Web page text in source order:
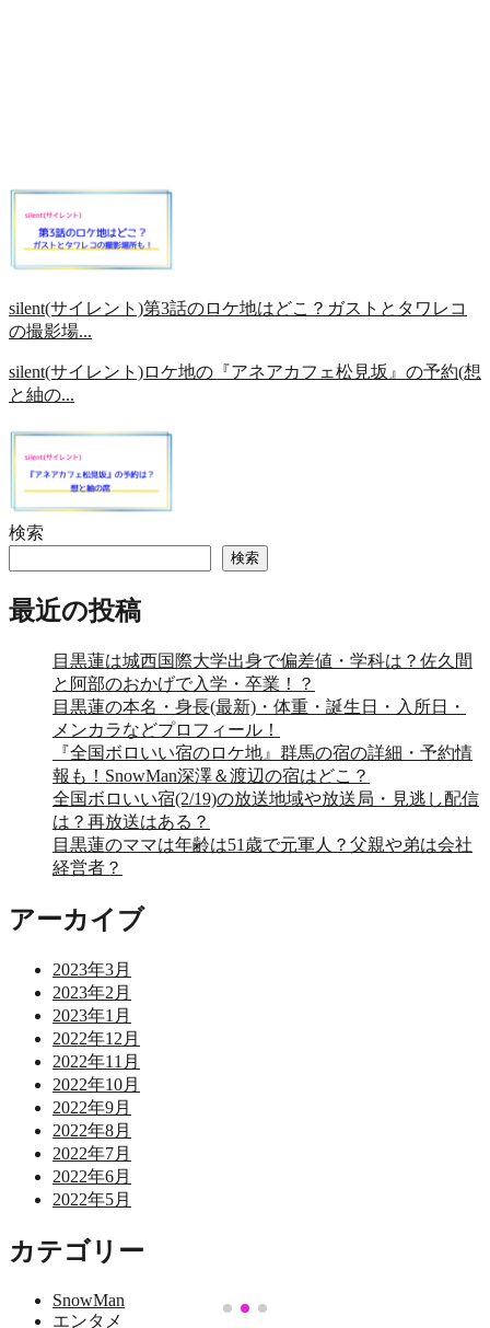
silent(サイレント)第3話のロケ地はどこ？ガストとタワレコ
の撮影場...
silent(サイレント)ロケ地の『アネアカフェ松見坂』の予約(想
と紬の...
検索
検索
最近の投稿
目黒蓮は城西国際大学出身で偏差値・学科は？佐久間
と阿部のおかげで入学・卒業！？
目黒蓮の本名・身長(最新)・体重・誕生日・入所日・
メンカラなどプロフィール！
『全国ボロいい宿のロケ地』群馬の宿の詳細・予約情
報も！SnowMan深澤＆渡辺の宿はどこ？
全国ボロいい宿(2/19)の放送地域や放送局・見逃し配信
は？再放送はある？
目黒蓮のママは年齢は51歳で元軍人？父親や弟は会社
経営者？
アーカイブ
2023年3月
2023年2月
2023年1月
2022年12月
2022年11月
2022年10月
2022年9月
2022年8月
2022年7月
2022年6月
2022年5月
カテゴリー
SnowMan
エンタメ